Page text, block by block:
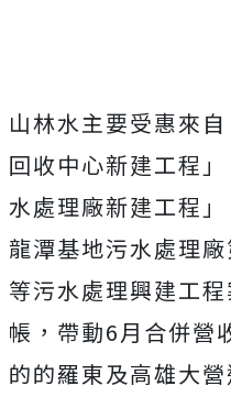
山林水主要受惠來
回收中心新建工程
水處理廠新建工程
龍潭基地污水處理廠
等污水處理興建工
帳，帶動6月合併營
的的羅東及高雄大